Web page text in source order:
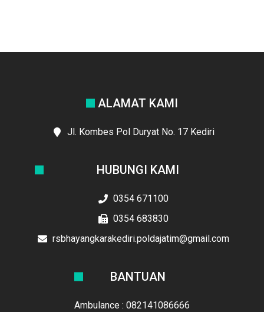
ALAMAT KAMI
Jl. Kombes Pol Duryat No. 17 Kediri
HUBUNGI KAMI
0354 671100
0354 683830
rsbhayangkarakediri.poldajatim@gmail.com
BANTUAN
Ambulance : 082141086666